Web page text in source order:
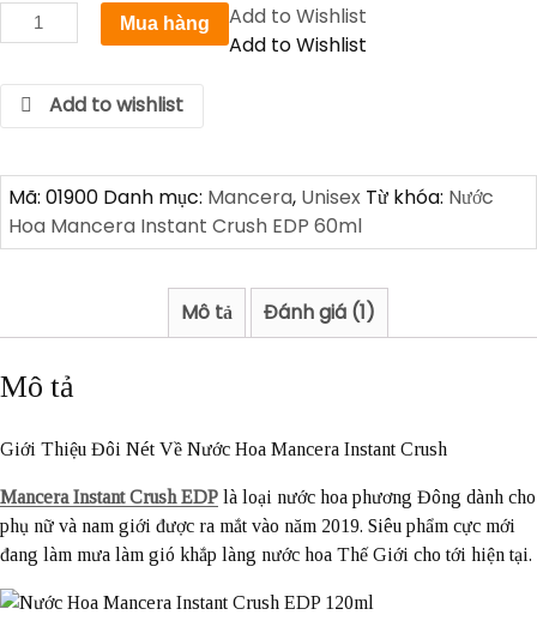
Nước
Hoa
Instant
Crush
60ml
số
lượng
Mua hàng
Add to Wishlist
Add to Wishlist
Add to wishlist
Mã: 01900 Danh mục: Mancera, Unisex Từ khóa: Nước
Hoa Mancera Instant Crush EDP 60ml
Mô tả Đánh giá (1)
Mô tả
Giới Thiệu Đôi Nét Về Nước Hoa Mancera Instant Crush
Mancera Instant Crush EDP là loại nước hoa phương Đông dành cho
phụ nữ và nam giới được ra mắt vào năm 2019. Siêu phẩm cực mới
đang làm mưa làm gió khắp làng nước hoa Thế Giới cho tới hiện tại.